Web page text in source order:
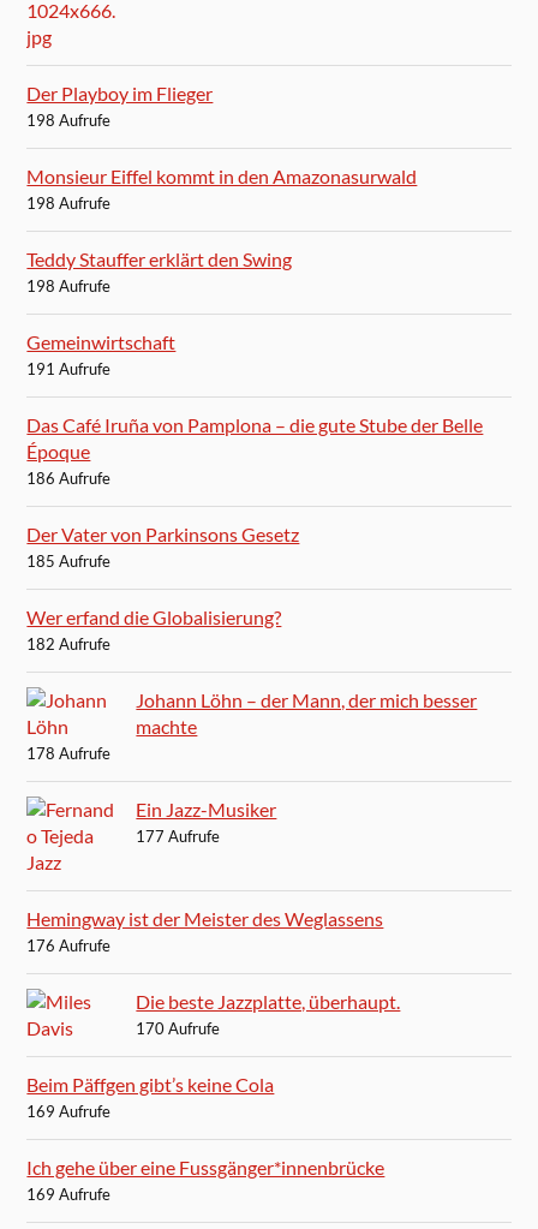
Der Playboy im Flieger
198 Aufrufe
Monsieur Eiffel kommt in den Amazonasurwald
198 Aufrufe
Teddy Stauffer erklärt den Swing
198 Aufrufe
Gemeinwirtschaft
191 Aufrufe
Das Café Iruña von Pamplona – die gute Stube der Belle
Époque
186 Aufrufe
Der Vater von Parkinsons Gesetz
185 Aufrufe
Wer erfand die Globalisierung?
182 Aufrufe
Johann Löhn – der Mann, der mich besser
machte
178 Aufrufe
Ein Jazz-Musiker
177 Aufrufe
Hemingway ist der Meister des Weglassens
176 Aufrufe
Die beste Jazzplatte, überhaupt.
170 Aufrufe
Beim Päffgen gibt’s keine Cola
169 Aufrufe
Ich gehe über eine Fussgänger*innenbrücke
169 Aufrufe